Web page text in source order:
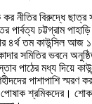
কর নীতির বিরুদ্ধে
পার্বত্য চট্টগ্রাম
৪র্থ তম কাউন্সিল আজ
সমিতির ভবনে
পাঠের মধ্য দিয়ে
পাশাপাশি স্মরণ
পোষাক শ্রমিকদের।